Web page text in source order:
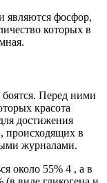
являются фосфор,
которых в
Перед ними
красота
достижения
происходящих в
журналами.
около 55% 4 , а в